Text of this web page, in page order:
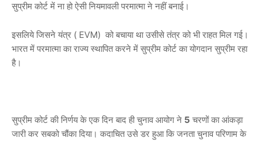
सुप्रीम कोर्ट में ना हो ऐसी नियमावली परमात्मा ने नहीं बनाई।
इसलिये जिसने यंत्र ( EVM) को बचाया था उसीसे तंत्र को भी राहत मिल गई।
भारत में परमात्मा का राज्य स्थापित करने में सुप्रीम कोर्ट का योगदान सुप्रीम रहा
है।
सुप्रीम कोर्ट की निर्णय के एक दिन बाद ही चुनाव आयोग ने 5 चरणों का आंकड़ा
जारी कर सबको चौंका दिया। कदाचित उसे डर हुआ कि जनता चुनाव परिणाम के